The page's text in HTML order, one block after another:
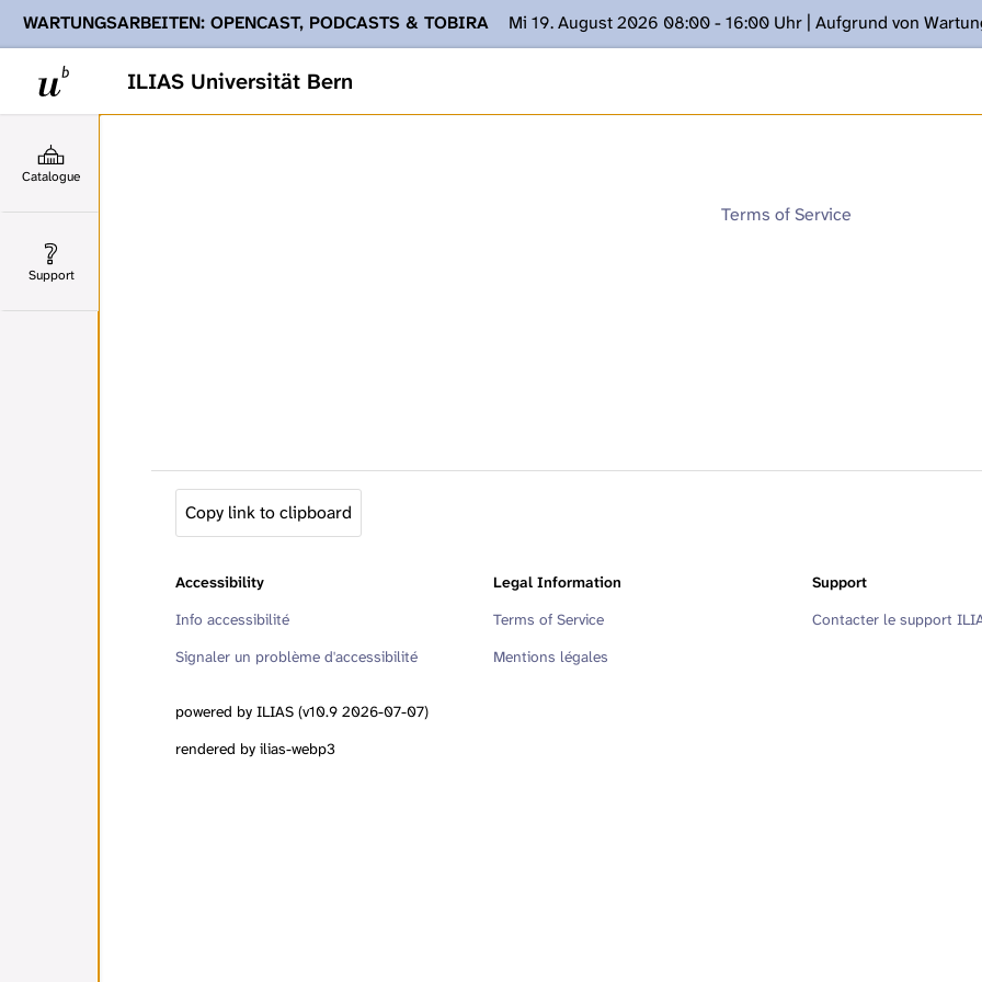
ILIAS Universität Bern
WARTUNGSARBEITEN: OPENCAST, PODCASTS & TOBIRA
Mi 19. August 2026 08:00 - 16:00 Uhr | Aufgrund von
Ihnen Podcasts, Opencast-Videos und Tobira nicht zur Verfügung stehen. Kontakt: www.podcast.unibe.ch
Catalogue
Support
Terms of Service
Copy link to clipboard
Accessibility
Info accessibilité
Signaler un problème d'accessibilité
Legal Information
Terms of Service
Mentions légales
Support
Contacter le support
powered by ILIAS (v10.9 2026-07-07)
rendered by ilias-webp3